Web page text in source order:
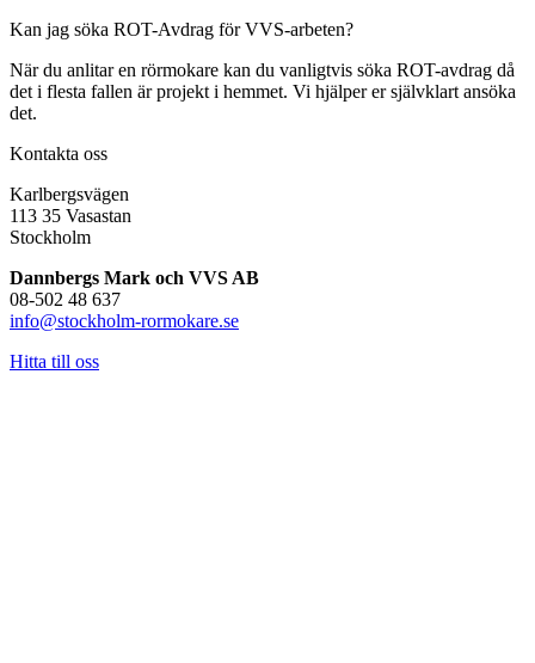
Kan jag söka ROT-Avdrag för VVS-arbeten?
När du anlitar en rörmokare kan du vanligtvis söka ROT-avdrag då
det i flesta fallen är projekt i hemmet. Vi hjälper er självklart ansöka
det.
Kontakta oss
Karlbergsvägen
113 35 Vasastan
Stockholm
Dannbergs Mark och VVS AB
08-502 48 637
info@stockholm-rormokare.se
Hitta till oss